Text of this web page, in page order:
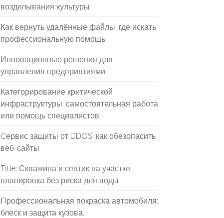
возделывания культуры
Как вернуть удалённые файлы: где искать
профессиональную помощь
Инновационные решения для
управления предприятиями
Категорирование критической
инфраструктуры: самостоятельная работа
или помощь специалистов
Cервис защиты от DDOS: как обезопасить
веб-сайты
Title: Скважина и септик на участке:
планировка без риска для воды
Профессиональная покраска автомобиля:
блеск и защита кузова.